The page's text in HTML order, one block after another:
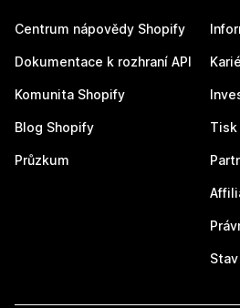
Centrum nápovědy Shopify
Dokumentace k rozhraní API
Komunita Shopify
Blog Shopify
Průzkum
Tisk